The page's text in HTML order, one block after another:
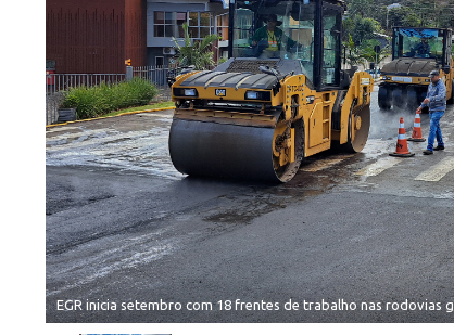
EGR inicia setembro com 18 frentes de trabalho nas rodovias